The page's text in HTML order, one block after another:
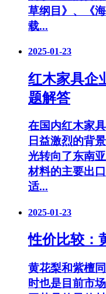
草纲目》、《
载...
2025-01-23
红木家具企
题解答
在国内红木家
日益激烈的背
光转向了东南
材料的主要出
适...
2025-01-23
性价比较：
黄花梨和紫檀
时也是目前市